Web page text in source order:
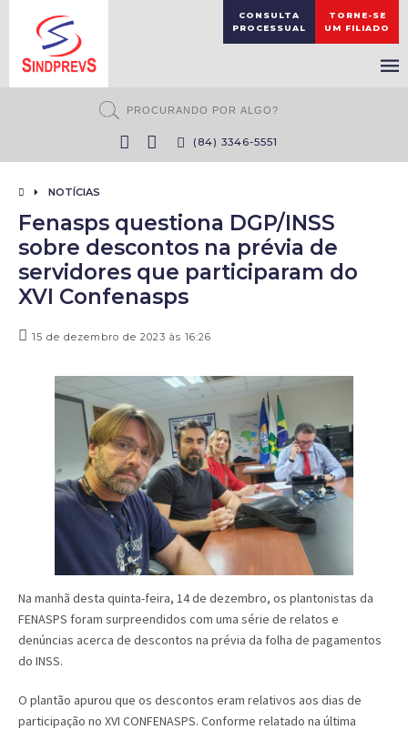
CONSULTA
PROCESSUAL
TORNE-SE
UM FILIADO
(84) 3346-5551
NOTÍCIAS
Fenasps questiona DGP/INSS
sobre descontos na prévia de
servidores que participaram do
XVI Confenasps
15 de dezembro de 2023 às 16:26
Na manhã desta quinta-feira, 14 de dezembro, os plantonistas da
FENASPS foram surpreendidos com uma série de relatos e
denúncias acerca de descontos na prévia da folha de pagamentos
do INSS.
O plantão apurou que os descontos eram relativos aos dias de
participação no XVI CONFENASPS. Conforme relatado na última